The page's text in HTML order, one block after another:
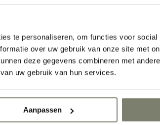
te personaliseren, om functies voor
over uw gebruik van onze site met
deze gegevens combineren met
uw gebruik van hun services.
Aanpassen